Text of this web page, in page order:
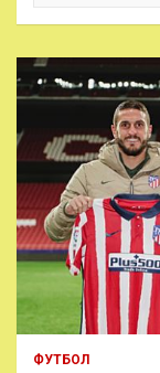
к
ФУТБОЛ